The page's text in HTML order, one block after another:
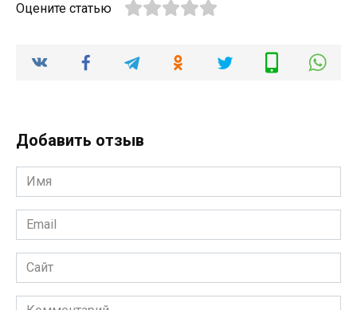
Оцените статью
Добавить отзыв
Имя
*
Email
*
Сайт
Комментарий